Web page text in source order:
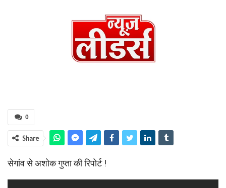
0
Share
सेगांव से अशोक गुप्ता की रिपोर्ट !